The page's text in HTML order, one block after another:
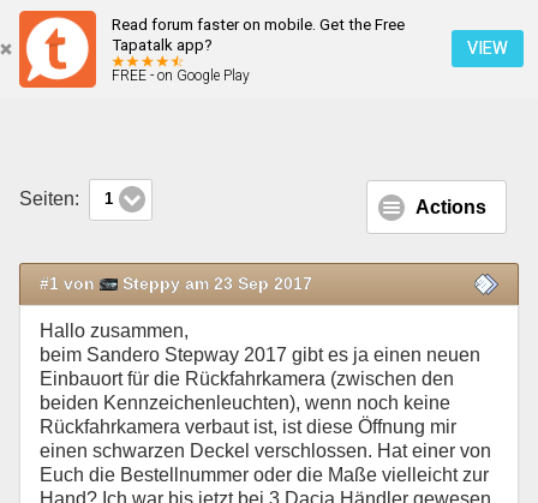
Read forum faster on mobile. Get the Free
Tapatalk app?
FREE - on Google Play
VIEW
[Phase 2]: Dacia Sandero Stepway 2017 (neues Model) Abdeckung Rückfahrkamera
Seiten: 1 Actions
#1 von Steppy am 23 Sep 2017
Hallo zusammen,
beim Sandero Stepway 2017 gibt es ja einen neuen
Einbauort für die Rückfahrkamera (zwischen den
beiden Kennzeichenleuchten), wenn noch keine
Rückfahrkamera verbaut ist, ist diese Öffnung mir
einen schwarzen Deckel verschlossen. Hat einer von
Euch die Bestellnummer oder die Maße vielleicht zur
Hand? Ich war bis jetzt bei 3 Dacia Händler gewesen,